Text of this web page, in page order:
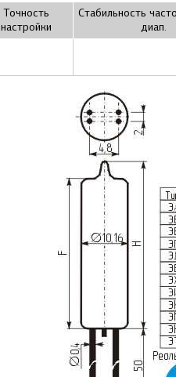
Точность
настройки
Стабильность
диап.